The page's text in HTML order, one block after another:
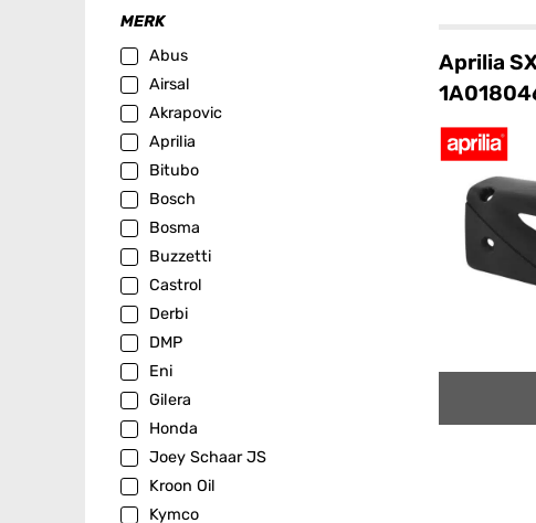
MERK
Abus
Airsal
Akrapovic
Aprilia
Bitubo
Bosch
Bosma
Buzzetti
Castrol
Derbi
DMP
Eni
Gilera
Honda
Joey Schaar JS
Kroon Oil
Kymco
Aprilia